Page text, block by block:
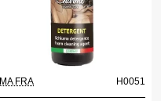
MA FRA H0051